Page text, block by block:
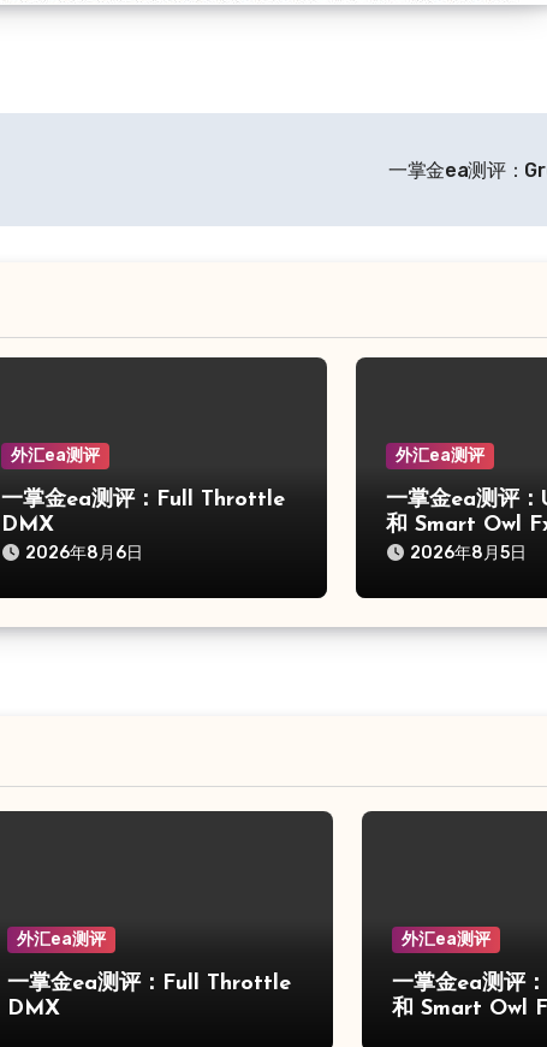
一掌金ea测评：
外汇ea测评
一掌金ea测评：Full Throttle
DMX
2026年8月6日
外汇ea测评
一掌金ea测评
和 Smart Owl
2026年8月5日
外汇ea测评
一掌金ea测评：Full Throttle
DMX
外汇ea测评
一掌金ea测评
和 Smart Owl